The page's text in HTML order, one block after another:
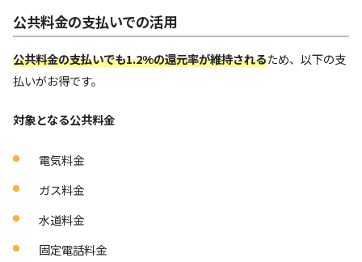
公共料金の支払いでの活用
公共料金の支払いでも1.2%の還元率が維持されるため、以下の支
払いがお得です。
対象となる公共料金
電気料金
ガス料金
水道料金
固定電話料金